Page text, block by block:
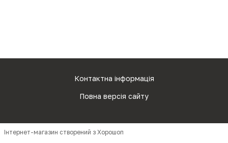
Контактна інформація
Повна версія сайту
Інтернет-магазин створений з Хорошоп